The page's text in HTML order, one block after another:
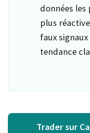
données les
plus
faux
tendance
Trader sur